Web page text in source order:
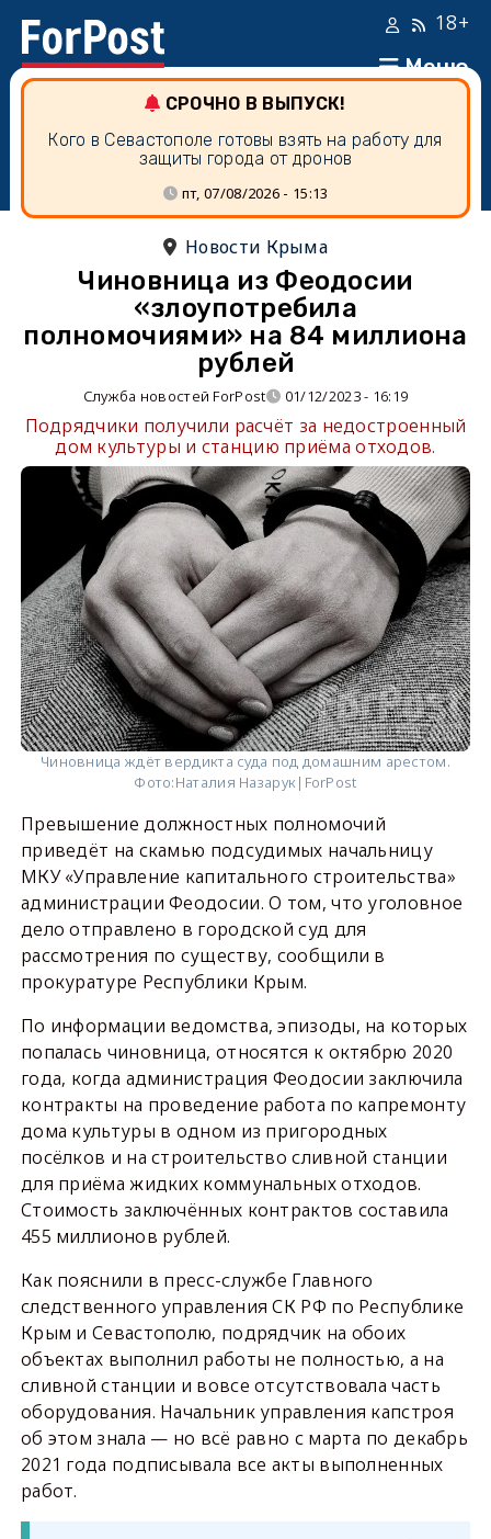
Меню
18+
СРОЧНО В ВЫПУСК!
Кого в Севастополе готовы взять на работу для
защиты города от дронов
пт, 07/08/2026 - 15:13
Новости Крыма
Чиновница из Феодосии
«злоупотребила
полномочиями» на 84 миллиона
рублей
Служба новостей ForPost 01/12/2023 - 16:19
Подрядчики получили расчёт за недостроенный
дом культуры и станцию приёма отходов.
Чиновница ждёт вердикта суда под домашним арестом.
Фото:Наталия Назарук|ForPost
Превышение должностных полномочий
приведёт на скамью подсудимых начальницу
МКУ «Управление капитального строительства»
администрации Феодосии. О том, что уголовное
дело отправлено в городской суд для
рассмотрения по существу, сообщили в
прокуратуре Республики Крым.
По информации ведомства, эпизоды, на которых
попалась чиновница, относятся к октябрю 2020
года, когда администрация Феодосии заключила
контракты на проведение работа по капремонту
дома культуры в одном из пригородных
посёлков и на строительство сливной станции
для приёма жидких коммунальных отходов.
Стоимость заключённых контрактов составила
455 миллионов рублей.
Как пояснили в пресс-службе Главного
следственного управления СК РФ по Республике
Крым и Севастополю, подрядчик на обоих
объектах выполнил работы не полностью, а на
сливной станции и вовсе отсутствовала часть
оборудования. Начальник управления капстроя
об этом знала — но всё равно с марта по декабрь
2021 года подписывала все акты выполненных
работ.